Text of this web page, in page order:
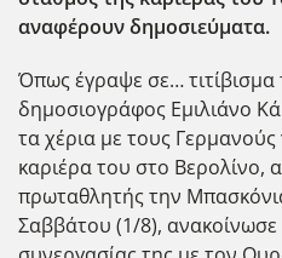
αναφέρουν δημοσιεύματα.
Όπως έγραψε σε…
δημοσιογράφος Εμιλιάνο
τα χέρια με τους Γερμανούς
καριέρα του στο Βερολίνο,
πρωταθλητής την
Σαββάτου (1/8), ανακοίνωσε